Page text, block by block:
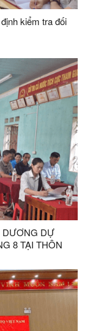
kiểm tra đối
DƯƠNG DỰ
8 TẠI THÔN